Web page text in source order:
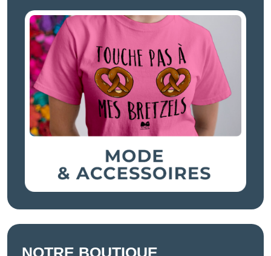
NOTRE BOUTIQUE